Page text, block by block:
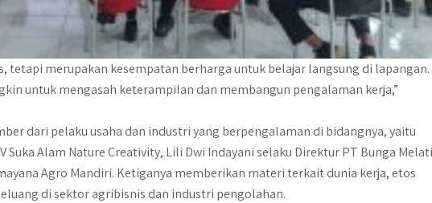
tetapi merupakan kesempatan berharga untuk belajar langsung di lapangan.
untuk mengasah keterampilan dan membangun pengalaman kerja,”
dari pelaku usaha dan industri yang berpengalaman di bidangnya, yaitu
Suka Alam Nature Creativity, Lili Dwi Indayani selaku Direktur PT Bunga
Agro Mandiri. Ketiganya memberikan materi terkait dunia kerja, etos
di sektor agribisnis dan industri pengolahan.